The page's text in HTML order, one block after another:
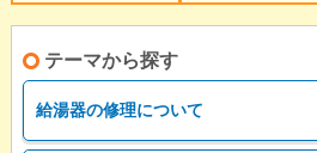
テーマから探す
給湯器の修理について